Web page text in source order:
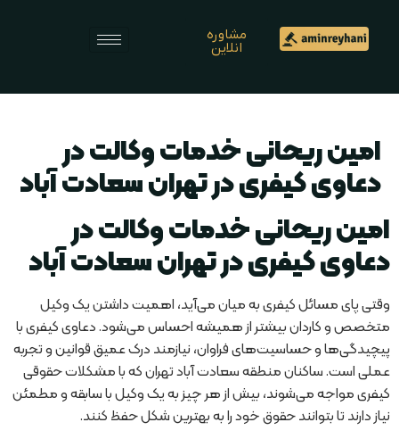
مشاوره
انلاین
امین ریحانی خدمات وکالت در
دعاوی کیفری در تهران سعادت آباد
امین ریحانی خدمات وکالت در
دعاوی کیفری در تهران سعادت آباد
وقتی پای مسائل کیفری به میان می‌آید، اهمیت داشتن یک وکیل
متخصص و کاردان بیشتر از همیشه احساس می‌شود. دعاوی کیفری با
پیچیدگی‌ها و حساسیت‌های فراوان، نیازمند درک عمیق قوانین و تجربه
عملی است. ساکنان منطقه سعادت آباد تهران که با مشکلات حقوقی
کیفری مواجه می‌شوند، بیش از هر چیز به یک وکیل با سابقه و مطمئن
نیاز دارند تا بتوانند حقوق خود را به بهترین شکل حفظ کنند.